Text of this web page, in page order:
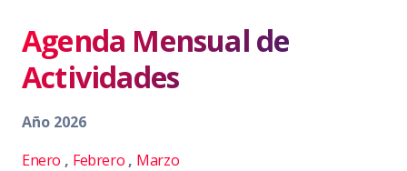
Agenda Mensual de
Actividades
Año 2026
Enero , Febrero , Marzo